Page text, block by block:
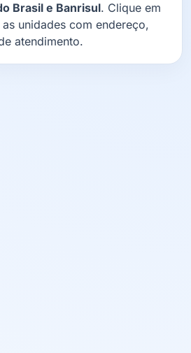
Brasil e Banrisul. Clique em
unidades com endereço,
atendimento.